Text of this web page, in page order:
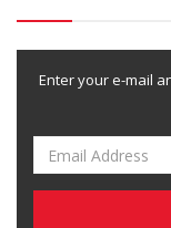
Enter your e-mail